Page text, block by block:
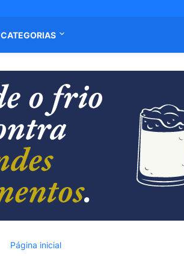
CATEGORIAS
Página inicial